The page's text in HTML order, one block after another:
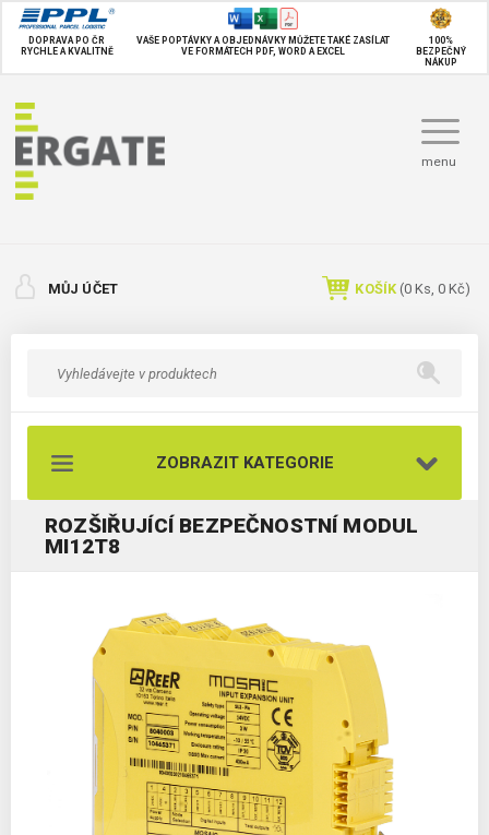
DOPRAVA PO ČR
RYCHLE A KVALITNĚ
VAŠE POPTÁVKY A OBJEDNÁVKY MŮŽETE TAKÉ ZASÍLAT
VE FORMÁTECH PDF, WORD A EXCEL
100%
BEZPEČNÝ
NÁKUP
menu
MŮJ ÚČET KOŠÍK (0 Ks, 0 Kč)
ZOBRAZIT KATEGORIE
ROZŠIŘUJÍCÍ BEZPEČNOSTNÍ MODUL
MI12T8